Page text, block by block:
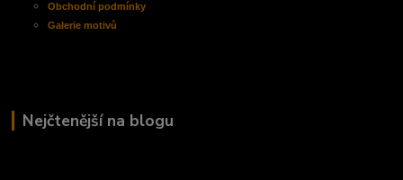
Obchodnípodmínky
Galerie motivů
Nejčtenější na blogu